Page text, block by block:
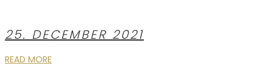
25. DECEMBER 2021
READ MORE